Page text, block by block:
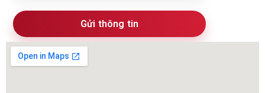
Gửi thông tin